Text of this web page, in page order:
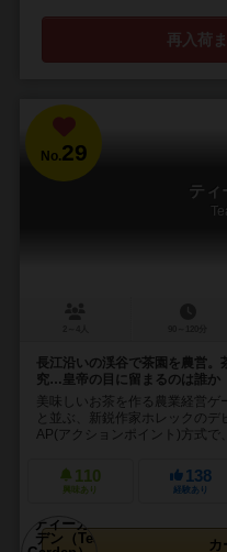
再入荷
No.29
ティ
長江沿いの渓谷で茶園を農営
究…皇帝の目に留まるのは誰か
美味しいお茶を作る農業経営ゲ
と並ぶ、新鋭作家ホレックの
AP(アクションポイント)方式で
110
興味あり
138
経験あり
カ